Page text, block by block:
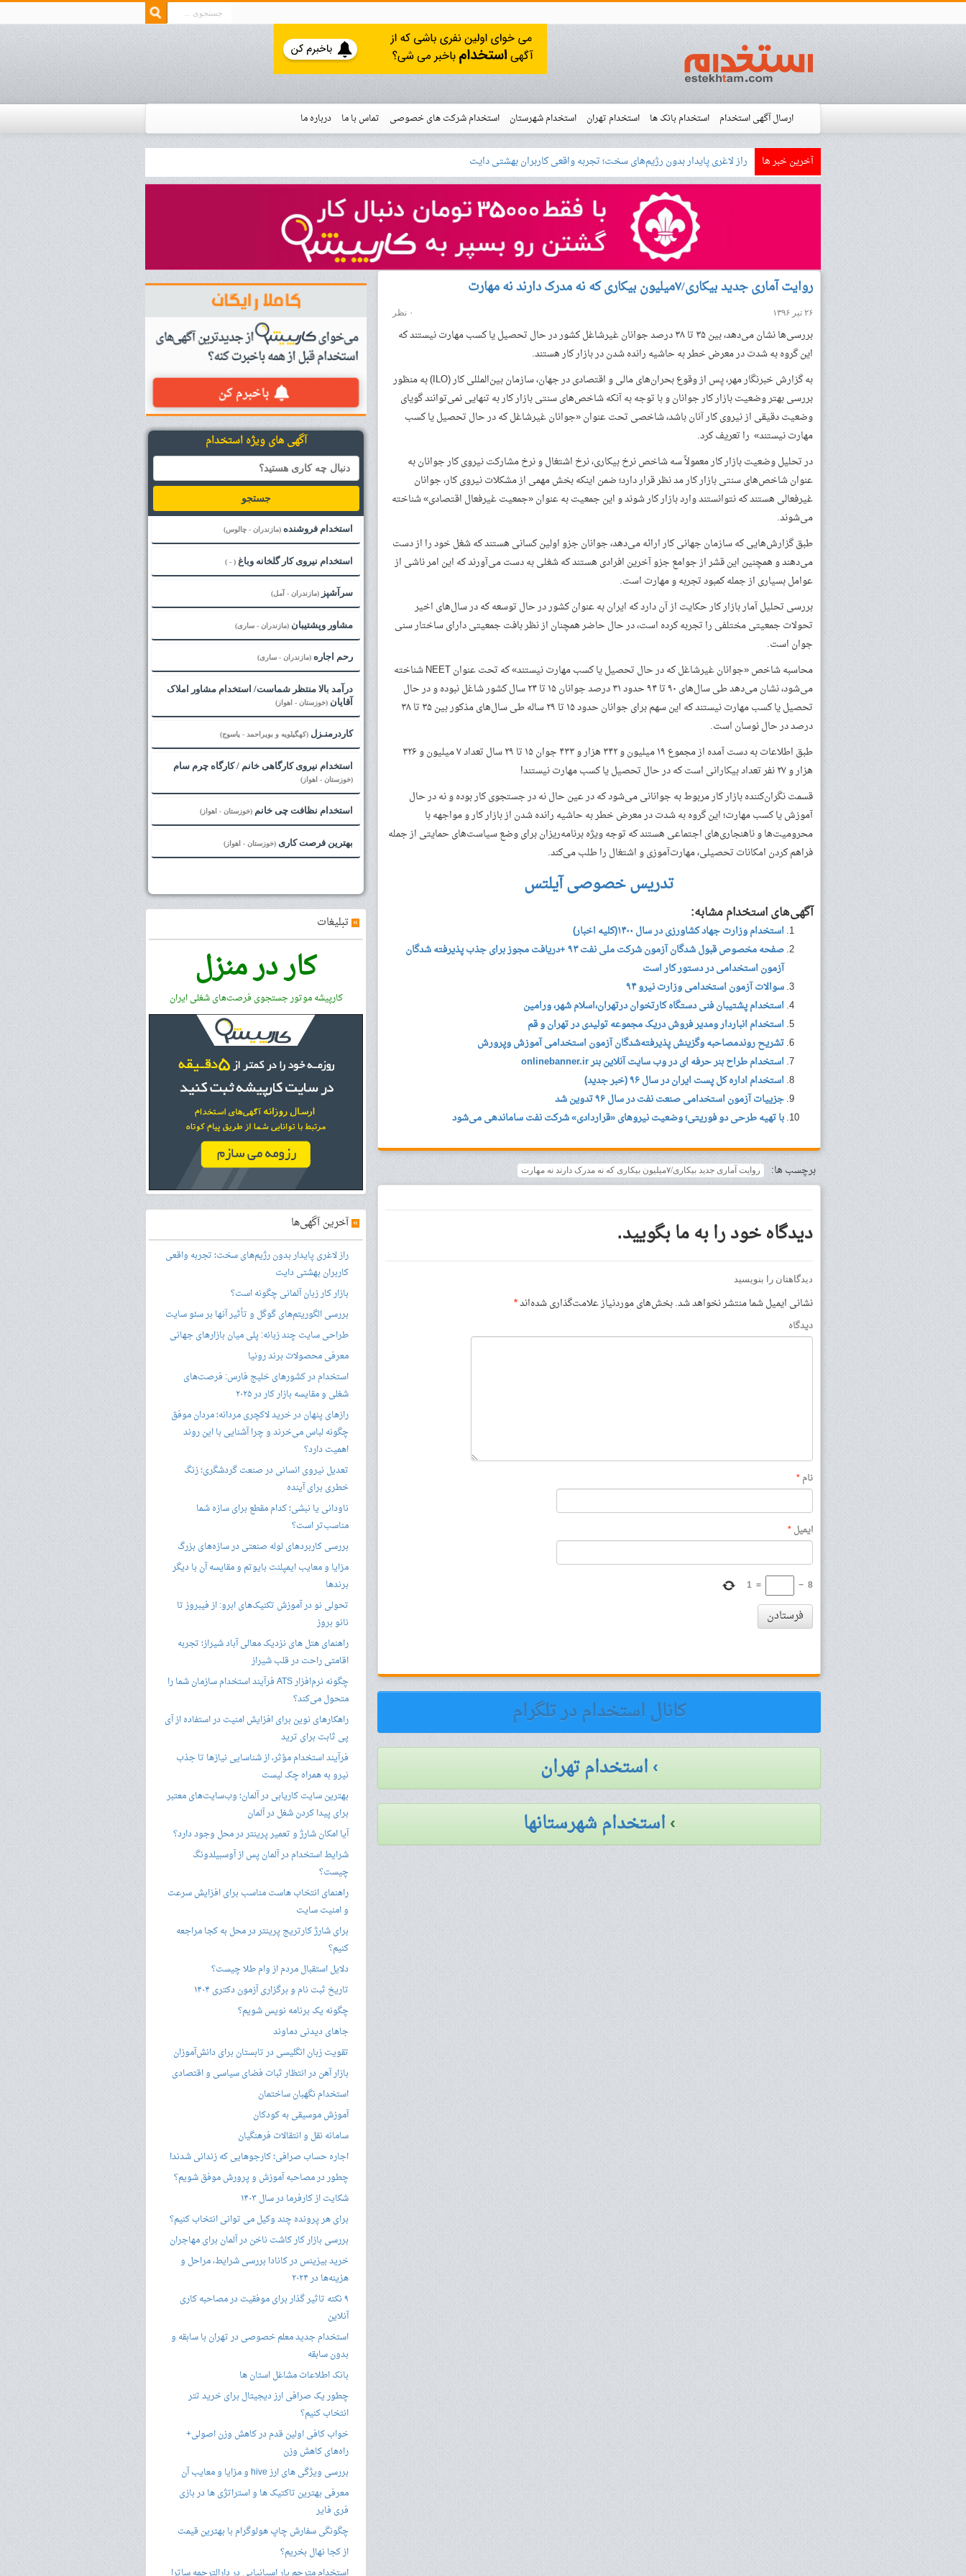
ارسال آگهی استخدام استخدام بانک ها استخدام تهران استخدام شهرستان استخدام شرکت های خصوصی تماس با ما
درباره ما
نوار زمان استخدام
استخدام شده ها
آموزش فروشگاه استخدام
آخرین خبر ها بازار کار زبان آلمانی چگونه
روایت آماری جدید بیکاری/۷میلیون بیکاری که نه مدرک دارند نه مهارت
۲۶ تیر ۱۳۹۶ ۰ نظر
بررسی‌ها نشان می‌دهد، بین ۳۵ تا ۳۸ درصد جوانان غیرشاغل کشور در حال تحصیل یا کسب مهارت نیستند که
این گروه به شدت در معرض خطر به حاشیه رانده شدن در بازار کار هستند.
به گزارش خبرنگار مهر، پس از وقوع بحران‌های مالی و اقتصادی در جهان، سازمان بین‌المللی کار (ILO) به منظور
بررسی بهتر وضعیت بازار کار جوانان و با توجه به آنکه شاخص‌های سنتی بازار کار به تنهایی نمی‌توانند گویای
وضعیت دقیقی از نیروی کار آنان باشد، شاخصی تحت عنوان «جوانان غیرشاغل که در حال تحصیل یا کسب
مهارت نیستند» را تعریف کرد.
در تحلیل وضعیت بازار کار معمولاً سه شاخص نرخ بیکاری، نرخ اشتغال و نرخ مشارکت نیروی کار جوانان به
عنوان شاخص‌های سنتی بازار کار مد نظر قرار دارد؛ ضمن اینکه بخش مهمی از مشکلات نیروی کار، جوانان
غیرفعالی هستند که نتوانستند وارد بازار کار شوند و این جمعیت به عنوان «جمعیت غیرفعال اقتصادی» شناخته
می‌شوند.
طبق گزارش‌هایی که سازمان جهانی کار ارائه می‌دهد، جوانان جزو اولین کسانی هستند که شغل خود را از دست
می‌دهند و همچنین این قشر از جوامع جزو آخرین افرادی هستند که شغلی به دست می‌آورند که این امر ناشی از
عوامل بسیاری از جمله کمبود تجربه و مهارت است.
بررسی تحلیل آمار بازار کار حکایت از آن دارد که ایران به عنوان کشور در حال توسعه که در سال‌های اخیر
تحولات جمعیتی مختلفی را تجربه کرده است، در حال حاضر همچنان از نظر بافت جمعیتی دارای ساختار سنی
جوان است.
محاسبه شاخص «جوانان غیرشاغل که در حال تحصیل یا کسب مهارت نیستند» که تحت عنوان NEET شناخته
می‌شود، نشان می‌دهد طی سال‌های ۹۰ تا ۹۴ حدود ۳۱ درصد جوانان ۱۵ تا ۲۴ سال کشور شاغل نبوده و در حال
تحصیل یا کسب مهارت نیستند که این سهم برای جوانان حدود ۱۵ تا ۲۹ ساله طی سال‌های مذکور بین ۳۵ تا ۳۸
درصد در حال نوسان است.
طبق اطلاعات به دست آمده از مجموع ۱۹ میلیون و ۳۴۲ هزار و ۴۳۳ جوان ۱۵ تا ۲۹ سال تعداد ۷ میلیون و ۳۲۶
هزار و ۲۷ نفر تعداد بیکارانی است که در حال تحصیل یا کسب مهارت نیستند!
قسمت نگران‌کننده بازار کار مربوط به جوانانی می‌شود که در عین حال نه در جستجوی کار بوده و نه در حال
آموزش یا کسب مهارت؛ این گروه به شدت در معرض خطر به حاشیه رانده شدن از بازار کار و مواجهه با
محرومیت‌ها و ناهنجاری‌های اجتماعی هستند که توجه ویژه برنامه‌ریزان برای وضع سیاست‌های حمایتی از جمله
فراهم کردن امکانات تحصیلی، مهارت‌آموزی و اشتغال را طلب می‌کند.
تدریس خصوصی آیلتس
آگهی‌های استخدام مشابه:
استخدام وزارت جهاد کشاورزی در سال ۱۴۰۰(کلیه اخبار)
صفحه مخصوص قبول شدگان آزمون شرکت ملی نفت ۹۳ +دریافت مجوز برای جذب پذیرفته شدگان
آزمون استخدامی در دستور کار است
سوالات آزمون استخدامی وزارت نیرو ۹۴
استخدام پشتیبان فنی دستگاه کارتخوان درتهران،اسلام شهر، ورامین
استخدام انباردار ومدیر فروش دریک مجموعه تولیدی در تهران و قم
تشریح روندمصاحبه وگزینش پذیرفته‌شدگان آزمون استخدامی آموزش وپرورش
استخدام طراح بنر حرفه ای در وب سایت آنلاین بنر onlinebanner.ir
استخدام اداره کل پست ایران در سال ۹۶ (خبر جدید)
جزییات آزمون استخدامی صنعت نفت در سال ٩۶ تدوین شد
با تهیه طرحی دو فوریتی؛ وضعیت نیروهای «قراردادی» شرکت نفت ساماندهی می‌شود
برچسب ها: روایت آماری جدید بیکاری/۷میلیون بیکاری که نه مدرک دارند نه مهارت
دیدگاه خود را به ما بگویید.
دیدگاهتان را بنویسید
نشانی ایمیل شما منتشر نخواهد شد.بخش‌های موردنیاز علامت‌گذاری شده‌اند*
دیدگاه
نام*
ایمیل*
8
−
=
1
فرستادن
کانال استخدام در تلگرام
› استخدام تهران
›استخدام شهرستانها
آگهی های ویژه استخدام
جستجو
استخدام فروشنده (مازندران - چالوس)
استخدام نیروی کار گلخانه وباغ ( - )
سرآشپز (مازندران - آمل)
مشاور وپشتیبان (مازندران - ساری)
رحم اجاره (مازندران - ساری)
درآمد بالا منتظر شماست/ استخدام مشاور املاک
آقایان (خوزستان - اهواز)
کاردرمنـزل (کهگیلویه و بویراحمد - یاسوج)
استخدام نیروی کارگاهی خانم / کارگاه چرم سام
(خوزستان - اهواز)
استخدام نظافت چی خانم (خوزستان - اهواز)
بهترین فرصت کاری (خوزستان - اهواز)
»تبلیغات
کار در منزل
کارپیشه موتور جستجوی فرصت‌های شغلی ایران
»آخرین آگهی‌ها
راز لاغری پایدار بدون رژیم‌های سخت؛ تجربه واقعی
کاربران بهشتی دایت
بازار کار زبان آلمانی چگونه است؟
بررسی الگوریتم‌های گوگل و تأثیر آنها بر سئو سایت
طراحی سایت چند زبانه: پلی میان بازارهای جهانی
معرفی محصولات برند رونیا
استخدام در کشورهای خلیج فارس: فرصت‌های
شغلی و مقایسه بازار کار در ۲۰۲۵
رازهای پنهان در خرید لاکچری مردانه؛ مردان موفق
چگونه لباس می‌خرند و چرا آشنایی با این روند
اهمیت دارد؟
تعدیل نیروی انسانی در صنعت گردشگری؛ زنگ
خطری برای آینده
ناودانی یا نبشی؛ کدام مقطع برای سازه شما
مناسب‌تر است؟
بررسی کاربردهای لوله صنعتی در سازه‌های بزرگ
مزایا و معایب ایمپلنت بایوتم و مقایسه آن با دیگر
برندها
تحولی نو در آموزش تکنیک‌های ابرو: از فیبروز تا
نانو بروز
راهنمای هتل های نزدیک معالی آباد شیراز؛ تجربه
اقامتی راحت در قلب شیراز
چگونه نرم‌افزار ATS فرآیند استخدام سازمان شما را
متحول می‌کند؟
راهکارهای نوین برای افزایش امنیت در استفاده از آی
پی ثابت برای ترید
فرآیند استخدام مؤثر، از شناسایی نیازها تا جذب
نیرو به همراه چک لیست
بهترین سایت کاریابی در آلمان؛ وب‌سایت‌های معتبر
برای پیدا کردن شغل در آلمان
آیا امکان شارژ و تعمیر پرینتر در محل وجود دارد؟
شرایط استخدام در آلمان پس از آوسبیلدونگ
چیست؟
راهنمای انتخاب هاست مناسب برای افزایش سرعت
و امنیت سایت
برای شارژ کارتریج پرینتر در محل به کجا مراجعه
کنیم؟
دلایل استقبال مردم از وام طلا چیست؟
تاریخ ثبت نام و برگزاری آزمون دکتری ۱۴۰۴
چگونه یک برنامه نویس شویم؟
جاهای دیدنی دماوند
تقویت زبان انگلیسی در تابستان برای دانش‌آموزان
بازار آهن در انتظار ثبات فضای سیاسی و اقتصادی
استخدام نگهبان ساختمان
آموزش موسیقی به کودکان
سامانه نقل و انتقالات فرهنگیان
اجاره حساب صرافی؛ کارجوهایی که زندانی شدند!
چطور در مصاحبه‌ آموزش و پرورش موفق شویم؟
شکایت از کارفرما در سال ۱۴۰۳
برای هر پرونده چند وکیل می توانی انتخاب کنیم؟
بررسی بازار کار کاشت ناخن در آلمان برای مهاجران
خرید بیزینس در کانادا بررسی شرایط، مراحل و
هزینه‌ها در ۲۰۲۴
۹ نکته تاثیر گذار برای موفقیت در مصاحبه کاری
آنلاین
استخدام جدید معلم خصوصی در تهران با سابقه و
بدون سابقه
بانک اطلاعات مشاغل استان ها
چطور یک صرافی ارز دیجیتال برای خرید تتر
انتخاب کنیم؟
خواب کافی اولین قدم در کاهش وزن اصولی+
راه‌های کاهش وزن
بررسی ویژگی های ارز hive و مزایا و معایب آن
معرفی بهترین تاکتیک ها و استراتژی ها در بازی
فری فایر
چگونگی سفارش چاپ هولوگرام با بهترین قیمت
از کجا نهال بخریم؟